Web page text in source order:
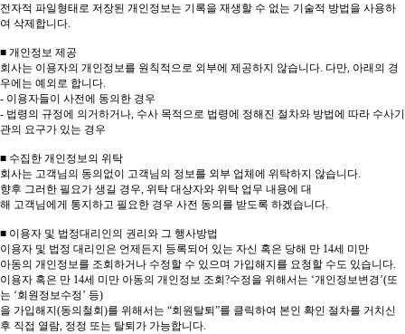
전자적 파일형태로 저장된 개인정보는 기록을 재생할 수 없는 기술적 방법을 사용하
여 삭제합니다.
■ 개인정보 제공
회사는 이용자의 개인정보를 원칙적으로 외부에 제공하지 않습니다. 다만, 아래의 경
우에는 예외로 합니다.
- 이용자들이 사전에 동의한 경우
- 법령의 규정에 의거하거나, 수사 목적으로 법령에 정해진 절차와 방법에 따라 수사기
관의 요구가 있는 경우
■ 수집한 개인정보의 위탁
회사는 고객님의 동의없이 고객님의 정보를 외부 업체에 위탁하지 않습니다.
향후 그러한 필요가 생길 경우, 위탁 대상자와 위탁 업무 내용에 대
해 고객님에게 통지하고 필요한 경우 사전 동의를 받도록 하겠습니다.
■ 이용자 및 법정대리인의 권리와 그 행사방법
이용자 및 법정 대리인은 언제든지 등록되어 있는 자신 혹은 당해 만 14세 미만
아동의 개인정보를 조회하거나 수정할 수 있으며 가입해지를 요청할 수도 있습니다.
이용자 혹은 만 14세 미만 아동의 개인정보 조회?수정을 위해서는 ‘개인정보변경’(또
는 ‘회원정보수정’ 등)
을 가입해지(동의철회)를 위해서는 “회원탈퇴”를 클릭하여 본인 확인 절차를 거치신
후 직접 열람, 정정 또는 탈퇴가 가능합니다.